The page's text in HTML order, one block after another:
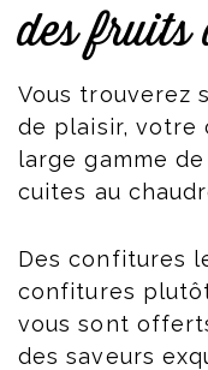
des fruits
Vous trouverez
de plaisir, votre
large gamme
cuites au
Des confitures
confitures
vous sont
des saveurs